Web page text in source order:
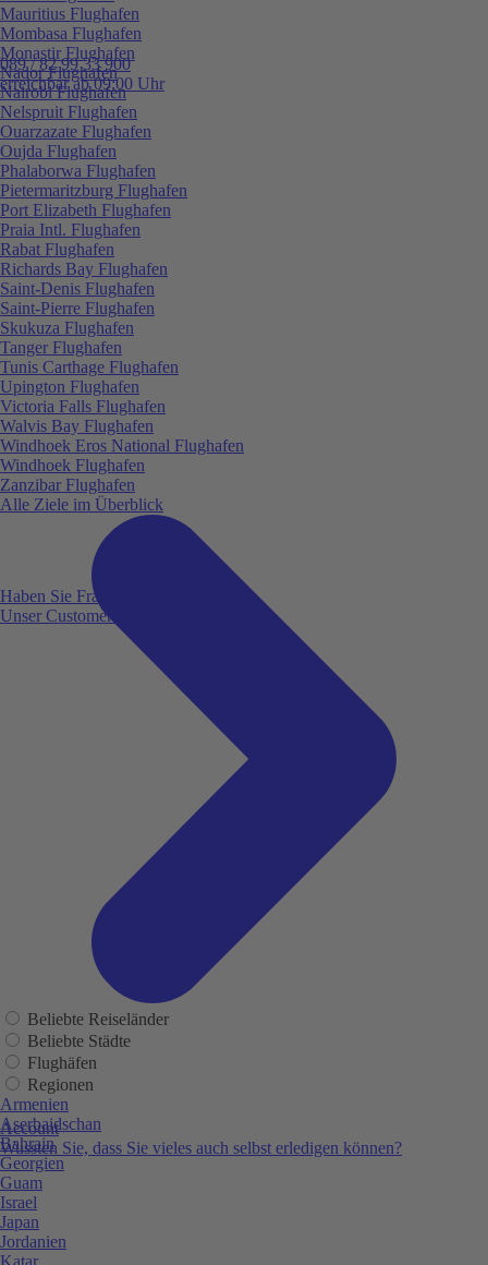
089 / 82 99 33 900
erreichbar ab 09:00 Uhr
Haben Sie Fragen?
Unser Customer Service ist für Sie da!
Account
Wussten Sie, dass Sie vieles auch selbst erledigen können?
Mauritius Flughafen
Mombasa Flughafen
Monastir Flughafen
Nador Flughafen
Nairobi Flughafen
Nelspruit Flughafen
Ouarzazate Flughafen
Oujda Flughafen
Phalaborwa Flughafen
Pietermaritzburg Flughafen
Port Elizabeth Flughafen
Praia Intl. Flughafen
Rabat Flughafen
Richards Bay Flughafen
Saint-Denis Flughafen
Saint-Pierre Flughafen
Skukuza Flughafen
Tanger Flughafen
Tunis Carthage Flughafen
Upington Flughafen
Victoria Falls Flughafen
Walvis Bay Flughafen
Windhoek Eros National Flughafen
Windhoek Flughafen
Zanzibar Flughafen
Alle Ziele im Überblick
Beliebte Reiseländer
Beliebte Städte
Flughäfen
Regionen
Armenien
Aserbaidschan
Bahrain
Georgien
Guam
Israel
Japan
Jordanien
Katar